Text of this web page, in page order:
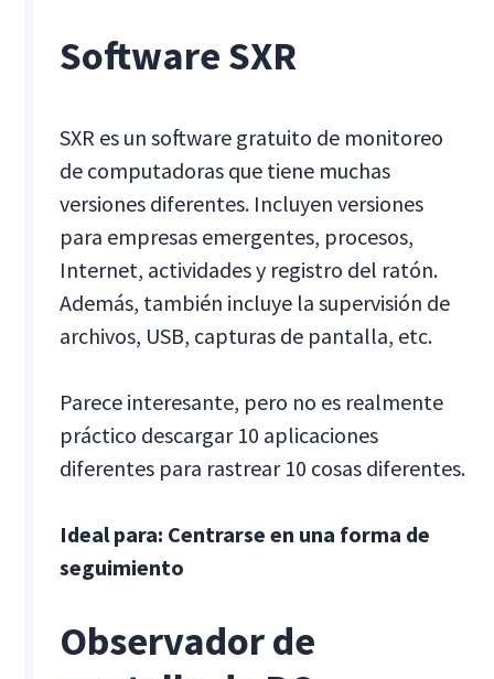
Software SXR
SXR es un software gratuito de monitoreo
de computadoras que tiene muchas
versiones diferentes. Incluyen versiones
para empresas emergentes, procesos,
Internet, actividades y registro del ratón.
Además, también incluye la supervisión de
archivos, USB, capturas de pantalla, etc.
Parece interesante, pero no es realmente
práctico descargar 10 aplicaciones
diferentes para rastrear 10 cosas diferentes.
Ideal para: Centrarse en una forma de
seguimiento
Observador de